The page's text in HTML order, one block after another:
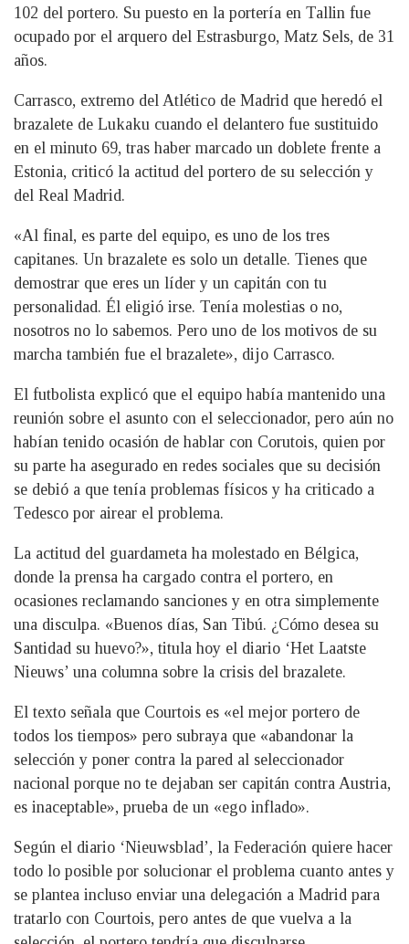
102 del portero. Su puesto en la portería en Tallin fue
ocupado por el arquero del Estrasburgo, Matz Sels, de 31
años.
Carrasco, extremo del Atlético de Madrid que heredó el
brazalete de Lukaku cuando el delantero fue sustituido
en el minuto 69, tras haber marcado un doblete frente a
Estonia, criticó la actitud del portero de su selección y
del Real Madrid.
«Al final, es parte del equipo, es uno de los tres
capitanes. Un brazalete es solo un detalle. Tienes que
demostrar que eres un líder y un capitán con tu
personalidad. Él eligió irse. Tenía molestias o no,
nosotros no lo sabemos. Pero uno de los motivos de su
marcha también fue el brazalete», dijo Carrasco.
El futbolista explicó que el equipo había mantenido una
reunión sobre el asunto con el seleccionador, pero aún no
habían tenido ocasión de hablar con Corutois, quien por
su parte ha asegurado en redes sociales que su decisión
se debió a que tenía problemas físicos y ha criticado a
Tedesco por airear el problema.
La actitud del guardameta ha molestado en Bélgica,
donde la prensa ha cargado contra el portero, en
ocasiones reclamando sanciones y en otra simplemente
una disculpa. «Buenos días, San Tibú. ¿Cómo desea su
Santidad su huevo?», titula hoy el diario ‘Het Laatste
Nieuws’ una columna sobre la crisis del brazalete.
El texto señala que Courtois es «el mejor portero de
todos los tiempos» pero subraya que «abandonar la
selección y poner contra la pared al seleccionador
nacional porque no te dejaban ser capitán contra Austria,
es inaceptable», prueba de un «ego inflado».
Según el diario ‘Nieuwsblad’, la Federación quiere hacer
todo lo posible por solucionar el problema cuanto antes y
se plantea incluso enviar una delegación a Madrid para
tratarlo con Courtois, pero antes de que vuelva a la